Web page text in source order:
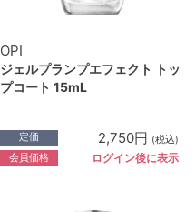
OPI
ジェルプランプエフェクト トッ
プコート 15mL
定価 2,750円 (税込)
会員価格 ログイン後に表示